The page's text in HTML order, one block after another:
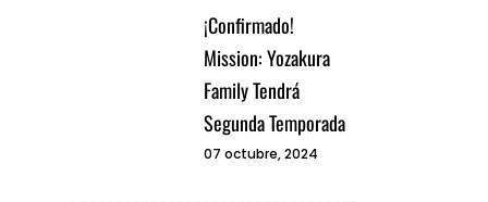
¡Confirmado!
Mission: Yozakura
Family Tendrá
Segunda Temporada
07 octubre, 2024